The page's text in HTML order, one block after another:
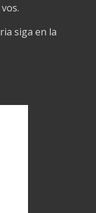
siga en la